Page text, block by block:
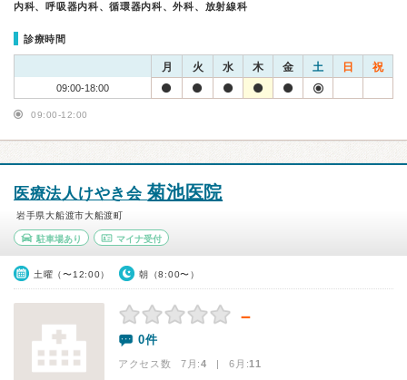
内科、呼吸器内科、循環器内科、外科、放射線科
診療時間
月 火 水 木 金 土 日 祝
09:00-18:00
09:00-12:00
医療法人けやき会菊池医院
岩手県大船渡市大船渡町
駐車場あり マイナ受付
土曜（〜12:00） 朝（8:00〜）
－
0件
アクセス数 7月:4 | 6月:11